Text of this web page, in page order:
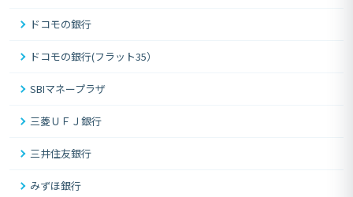
ドコモの銀行
ドコモの銀行(フラット35）
SBIマネープラザ
三菱ＵＦＪ銀行
三井住友銀行
みずほ銀行